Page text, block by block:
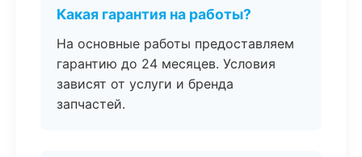
Какая гарантия на работы?
На основные работы предоставляем
гарантию до 24 месяцев. Условия
зависят от услуги и бренда
запчастей.